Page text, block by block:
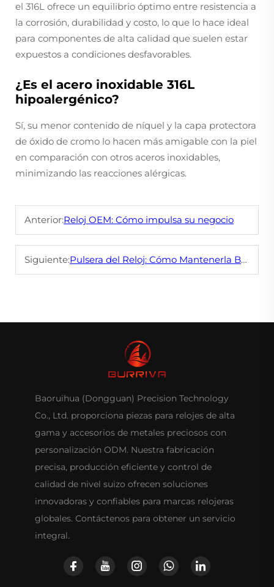
el 316L ofrece un equilibrio óptimo entre resistencia a
la corrosión, durabilidad y costo, lo que lo hace ideal
para componentes de alta calidad que suelen estar
expuestos a condiciones desfavorables.
¿Es el acero inoxidable 316L
hipoalergénico?
Sí, su menor contenido de níquel y la capa protectora
de óxido de cromo lo hacen más amigable con la piel
en comparación con otros aceros inoxidables,
minimizando las reacciones alérgicas.
Anterior:Reloj OEM: Cómo impulsa su negocio
Siguiente:Pulsera del Reloj: Cómo Mantenerla Brillante
Baoruihua (Dongguan) Precision Technology
Co., Ltd. proporciona piezas para relojes de alta
gama y accesorios de metales preciosos con
personalización ODM. Nuestra fabricación
precisa, producción eficiente y control de
calidad de nivel suizo ofrecen soluciones
innovadoras y confiables para marcas relojeras
globales. Contáctenos para obtener un servicio
integral.